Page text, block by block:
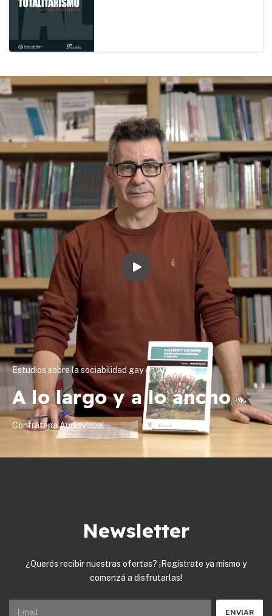
Estudios sobre la sociabilidad gay en Argentina
A lo largo y a lo ancho
Contratapa Audiovisual
Newsletter
¿Querés recibir nuestras ofertas? ¡Registrate ya mismo y
comenzá a disfrutarlas!